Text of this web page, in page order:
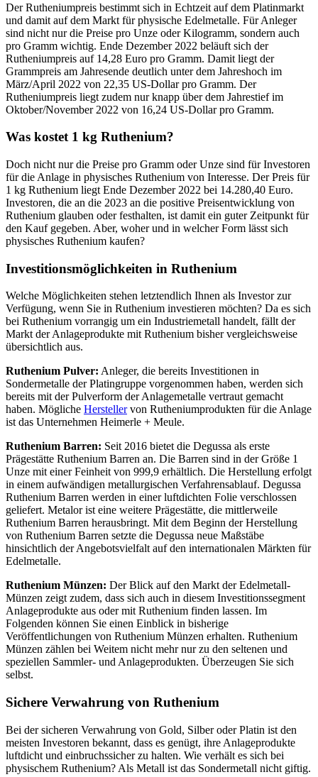
Der Rutheniumpreis bestimmt sich in Echtzeit auf dem Platinmarkt
und damit auf dem Markt für physische Edelmetalle. Für Anleger
sind nicht nur die Preise pro Unze oder Kilogramm, sondern auch
pro Gramm wichtig. Ende Dezember 2022 beläuft sich der
Rutheniumpreis auf 14,28 Euro pro Gramm. Damit liegt der
Grammpreis am Jahresende deutlich unter dem Jahreshoch im
März/April 2022 von 22,35 US-Dollar pro Gramm. Der
Rutheniumpreis liegt zudem nur knapp über dem Jahrestief im
Oktober/November 2022 von 16,24 US-Dollar pro Gramm.
Was kostet 1 kg Ruthenium?
Doch nicht nur die Preise pro Gramm oder Unze sind für Investoren
für die Anlage in physisches Ruthenium von Interesse. Der Preis für
1 kg Ruthenium liegt Ende Dezember 2022 bei 14.280,40 Euro.
Investoren, die an die 2023 an die positive Preisentwicklung von
Ruthenium glauben oder festhalten, ist damit ein guter Zeitpunkt für
den Kauf gegeben. Aber, woher und in welcher Form lässt sich
physisches Ruthenium kaufen?
Investitionsmöglichkeiten in Ruthenium
Welche Möglichkeiten stehen letztendlich Ihnen als Investor zur
Verfügung, wenn Sie in Ruthenium investieren möchten? Da es sich
bei Ruthenium vorrangig um ein Industriemetall handelt, fällt der
Markt der Anlageprodukte mit Ruthenium bisher vergleichsweise
übersichtlich aus.
Ruthenium Pulver: Anleger, die bereits Investitionen in
Sondermetalle der Platingruppe vorgenommen haben, werden sich
bereits mit der Pulverform der Anlagemetalle vertraut gemacht
haben. Mögliche Herstellervon Rutheniumprodukten für die Anlage
ist das Unternehmen Heimerle + Meule.
Ruthenium Barren: Seit 2016 bietet die Degussa als erste
Prägestätte Ruthenium Barren an. Die Barren sind in der Größe 1
Unze mit einer Feinheit von 999,9 erhältlich. Die Herstellung erfolgt
in einem aufwändigen metallurgischen Verfahrensablauf. Degussa
Ruthenium Barren werden in einer luftdichten Folie verschlossen
geliefert. Metalor ist eine weitere Prägestätte, die mittlerweile
Ruthenium Barren herausbringt. Mit dem Beginn der Herstellung
von Ruthenium Barren setzte die Degussa neue Maßstäbe
hinsichtlich der Angebotsvielfalt auf den internationalen Märkten für
Edelmetalle.
Ruthenium Münzen: Der Blick auf den Markt der Edelmetall-
Münzen zeigt zudem, dass sich auch in diesem Investitionssegment
Anlageprodukte aus oder mit Ruthenium finden lassen. Im
Folgenden können Sie einen Einblick in bisherige
Veröffentlichungen von Ruthenium Münzen erhalten. Ruthenium
Münzen zählen bei Weitem nicht mehr nur zu den seltenen und
speziellen Sammler- und Anlageprodukten. Überzeugen Sie sich
selbst.
Sichere Verwahrung von Ruthenium
Bei der sicheren Verwahrung von Gold, Silber oder Platin ist den
meisten Investoren bekannt, dass es genügt, ihre Anlageprodukte
luftdicht und einbruchssicher zu halten. Wie verhält es sich bei
physischem Ruthenium? Als Metall ist das Sondermetall nicht giftig.